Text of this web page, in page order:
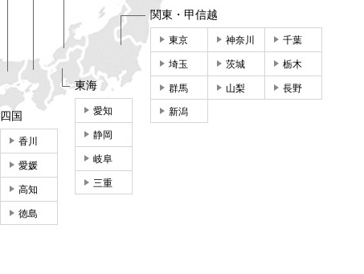
関東・甲信越
東京 神奈川 千葉
埼玉 茨城 栃木
群馬 山梨 長野
新潟
東海
愛知
静岡
岐阜
三重
四国
香川
愛媛
高知
徳島